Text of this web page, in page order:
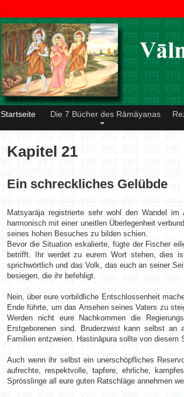
Startseite Die 7 Bücher des Rāmāyaṇas
Kapitel 21
Ein schreckliches Gelübde
Matsyarāja registrierte sehr wohl den Wandel
harmonisch mit einer uneitlen Überlegenheit
seines hohen Besuches zu bilden schien.
Bevor die Situation eskalierte, fügte der Fischer
betrifft. Ihr werdet zu eurem Wort stehen, dies
sprichwörtlich und das Volk, das euch an seiner
besiegen, die ihr befehligt.
Nein, über eure vorbildliche Entschlossenheit
Ende führte, um das Ansehen seines Vaters zu
Werden nicht eure Nachkommen die
Erstgeborenen sind. Bruderzwist kann selbst an
Familien entzweien. Hastināpura sollte von
Auch wenn ihr selbst ein unerschöpfliches
aufrechte, respektvolle, tapfere, ehrliche,
Sprösslinge all eure guten Ratschläge annehmen